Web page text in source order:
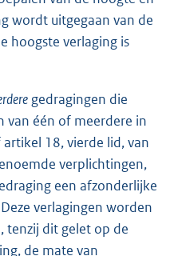
wordt uitgegaan van de
hoogste verlaging is
gedragingen die
van één of meerdere in
18, vierde lid, van
verplichtingen,
een afzonderlijke
verlagingen worden
tenzij dit gelet op de
de mate van